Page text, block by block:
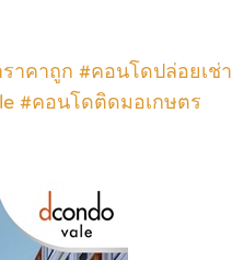
าคาถูก #คอนโดปล่อยเช่า
#คอนโดติดมอเกษตร